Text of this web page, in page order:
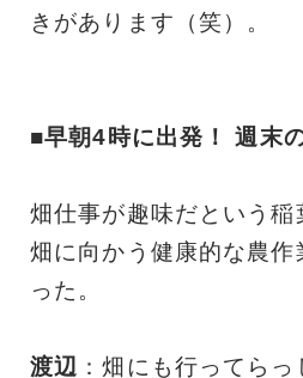
きがあります（笑）。
■早朝4時に出発！ 週末
畑仕事が趣味だという
畑に向かう健康的な農
った。
渡辺 ：畑にも行ってら